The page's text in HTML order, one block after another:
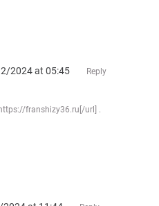
2024 at 05:45 Reply
franshizy36.ru[/url] .